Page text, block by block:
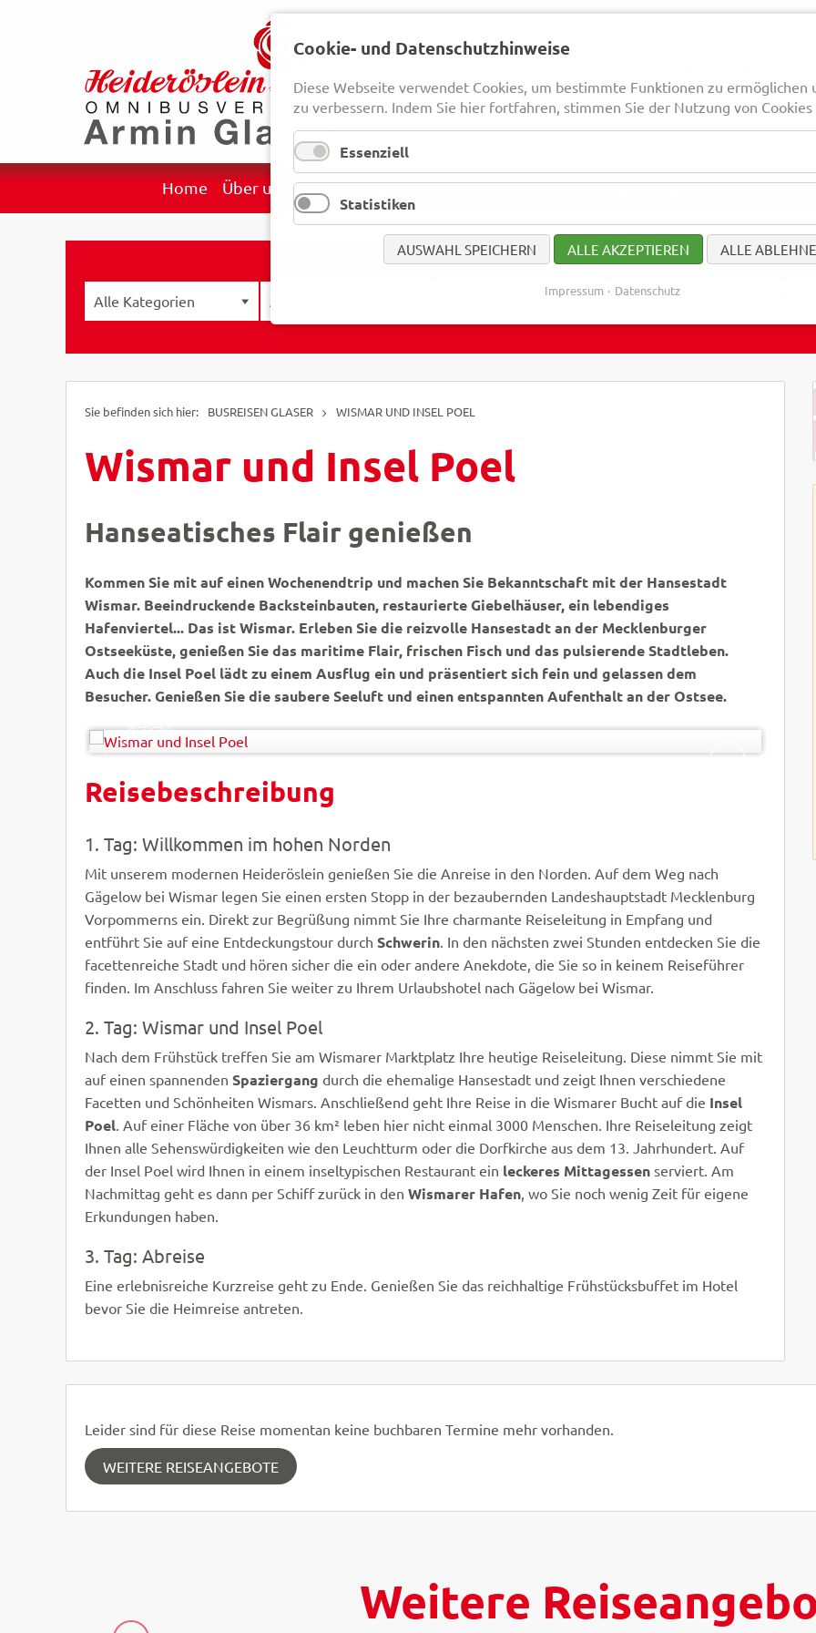
Home Über uns Reisekategorien Reiseländer Reisekalender Bus mieten
BUSREISEN GLASER WISMAR UND INSEL POEL
Wismar und Insel Poel
Hanseatisches Flair genießen
Kommen Sie mit auf einen Wochenendtrip und machen Sie Bekanntschaft mit der Hansestadt
Wismar. Beeindruckende Backsteinbauten, restaurierte Giebelhäuser, ein lebendiges
Hafenviertel... Das ist Wismar. Erleben Sie die reizvolle Hansestadt an der Mecklenburger
Ostseeküste, genießen Sie das maritime Flair, frischen Fisch und das pulsierende Stadtleben.
Auch die Insel Poel lädt zu einem Ausflug ein und präsentiert sich fein und gelassen dem
Besucher. Genießen Sie die saubere Seeluft und einen entspannten Aufenthalt an der Ostsee.
ZURÜCK
© Easy-BUS
Reisebeschreibung
1. Tag: Willkommen im hohen Norden
Mit unserem modernen Heideröslein genießen Sie die Anreise in den Norden. Auf dem Weg nach
Gägelow bei Wismar legen Sie einen ersten Stopp in der bezaubernden Landeshauptstadt Mecklenburg
Vorpommerns ein. Direkt zur Begrüßung nimmt Sie Ihre charmante Reiseleitung in Empfang und
entführt Sie auf eine Entdeckungstour durch Schwerin. In den nächsten zwei Stunden entdecken Sie die
facettenreiche Stadt und hören sicher die ein oder andere Anekdote, die Sie so in keinem Reiseführer
finden. Im Anschluss fahren Sie weiter zu Ihrem Urlaubshotel nach Gägelow bei Wismar.
2. Tag: Wismar und Insel Poel
Nach dem Frühstück treffen Sie am Wismarer Marktplatz Ihre heutige Reiseleitung. Diese nimmt Sie mit
auf einen spannenden Spaziergang durch die ehemalige Hansestadt und zeigt Ihnen verschiedene
Facetten und Schönheiten Wismars. Anschließend geht Ihre Reise in die Wismarer Bucht auf die Insel
Poel. Auf einer Fläche von über 36 km² leben hier nicht einmal 3000 Menschen. Ihre Reiseleitung zeigt
Ihnen alle Sehenswürdigkeiten wie den Leuchtturm oder die Dorfkirche aus dem 13. Jahrhundert. Auf
der Insel Poel wird Ihnen in einem inseltypischen Restaurant ein leckeres Mittagessen serviert. Am
Nachmittag geht es dann per Schiff zurück in den Wismarer Hafen, wo Sie noch wenig Zeit für eigene
Erkundungen haben.
3. Tag: Abreise
Eine erlebnisreiche Kurzreise geht zu Ende. Genießen Sie das reichhaltige Frühstücksbuffet im Hotel
bevor Sie die Heimreise antreten.
Leider sind für diese Reise momentan keine buchbaren Termine mehr vorhanden.
WEITERE REISEANGEBOTE
Weitere
Cookie- und Datenschutzhinweise
Diese Webseite verwendet Cookies, um bestimmte Funktionen zu ermöglichen
zu verbessern. Indem Sie hier fortfahren, stimmen Sie der Nutzung von Cookies
Essenziell
Statistiken
AUSWAHL SPEICHERN ALLE AKZEPTIEREN ALLE
Impressum Datenschutz